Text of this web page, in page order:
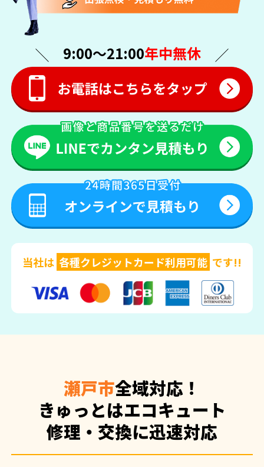
9:00〜21:00年中無休
当社は 各種クレジットカード利用可能 です!!
瀬戸市全域対応！
きゅっとはエコキュート
修理・交換に迅速対応